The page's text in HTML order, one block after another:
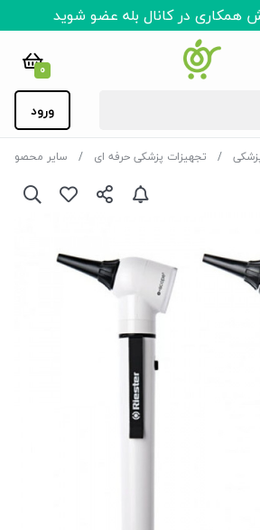
همکاری در کانال بله عضو شوید
0
ورود
تجهیزات پزشکی حرفه ای سایر